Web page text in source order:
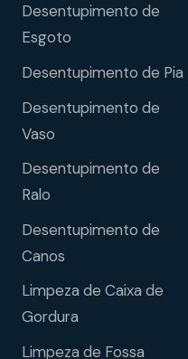
Desentupimento de
Esgoto
Desentupimento de Pia
Desentupimento de
Vaso
Desentupimento de
Ralo
Desentupimento de
Canos
Limpeza de Caixa de
Gordura
Limpeza de Fossa